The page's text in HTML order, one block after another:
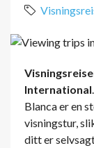
International
Blanca er en
visningstur,
ditt er